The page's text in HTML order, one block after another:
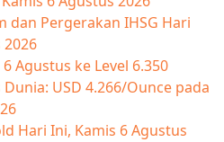
dan Pergerakan IHSG Hari
Agustus ke Level 6.350
USD 4.266/Ounce pada
Hari Ini, Kamis 6 Agustus